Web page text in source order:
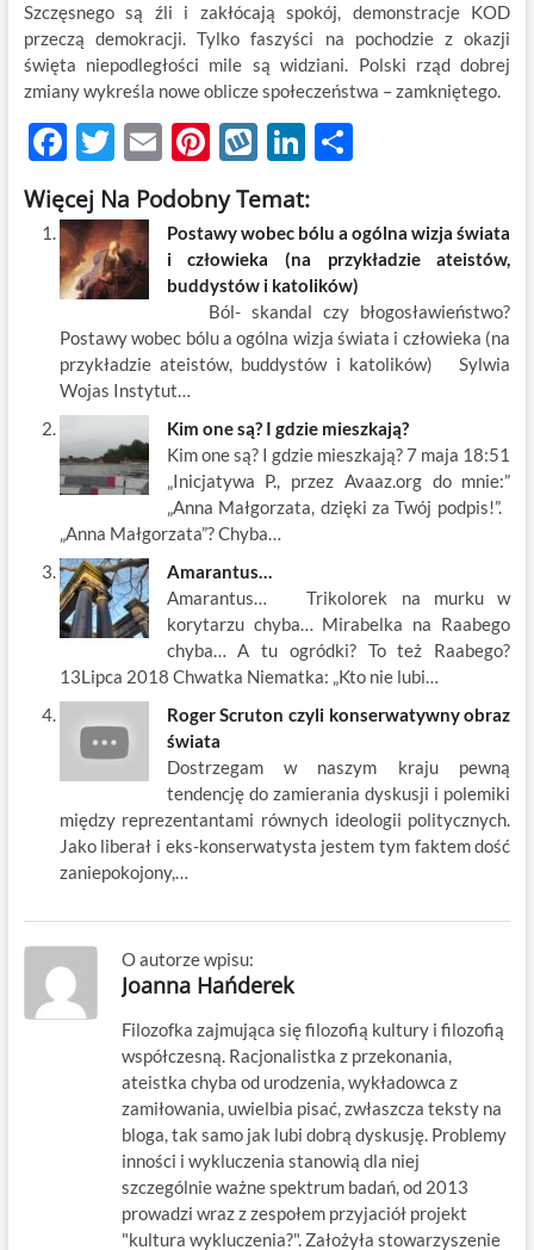
Szczęsnego są źli i zakłócają spokój, demonstracje KOD
przeczą demokracji. Tylko faszyści na pochodzie z okazji
święta niepodległości mile są widziani. Polski rząd dobrej
zmiany wykreśla nowe oblicze społeczeństwa – zamkniętego.
F
ac
e
b
o
o
k
T
w
itt
er
E
m
ail
Pi
nt
er
es
t
W
k
o
p
Li
k
e
dI
n
S
ar
e
Więcej Na Podobny Temat:
Postawy wobec bólu a ogólna wizja świata
i człowieka (na przykładzie ateistów,
buddystów i katolików)
Ból- skandal czy błogosławieństwo?
Postawy wobec bólu a ogólna wizja świata i człowieka (na
przykładzie ateistów, buddystów i katolików) Sylwia
Wojas Instytut…
Kim one są? I gdzie mieszkają?
Kim one są? I gdzie mieszkają? 7 maja 18:51
„Inicjatywa P., przez Avaaz.org do mnie:”
„Anna Małgorzata, dzięki za Twój podpis!”.
„Anna Małgorzata”? Chyba…
Amarantus…
Amarantus… Trikolorek na murku w
korytarzu chyba… Mirabelka na Raabego
chyba… A tu ogródki? To też Raabego?
13Lipca 2018 Chwatka Niematka: „Kto nie lubi…
Roger Scruton czyli konserwatywny obraz
świata
Dostrzegam w naszym kraju pewną
tendencję do zamierania dyskusji i polemiki
między reprezentantami równych ideologii politycznych.
Jako liberał i eks-konserwatysta jestem tym faktem dość
zaniepokojony,…
O autorze wpisu:
Joanna Hańderek
Filozofka zajmująca się filozofią kultury i filozofią
współczesną. Racjonalistka z przekonania,
ateistka chyba od urodzenia, wykładowca z
zamiłowania, uwielbia pisać, zwłaszcza teksty na
bloga, tak samo jak lubi dobrą dyskusję. Problemy
inności i wykluczenia stanowią dla niej
szczególnie ważne spektrum badań, od 2013
prowadzi wraz z zespołem przyjaciół projekt
"kultura wykluczenia?". Założyła stowarzyszenie